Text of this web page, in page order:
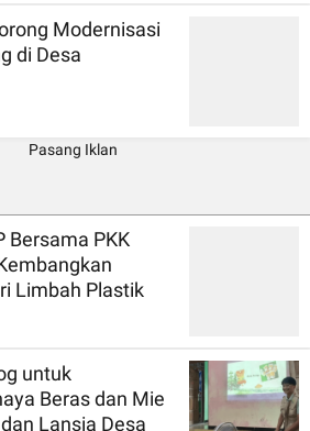
Modernisasi
di Desa
Bersama PKK
Limbah Plastik
untuk
Beras dan Mie
Lansia Desa